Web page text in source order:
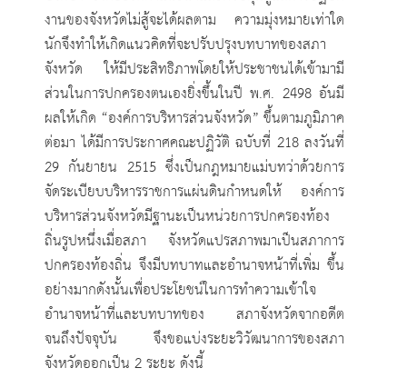
งานของจังหวัดไม่สู้จะได้ผลตาม ความมุ่งหมายเท่าใด
นักจึงทำให้เกิดแนวคิดที่จะปรับปรุงบทบาทของสภา
จังหวัด ให้มีประสิทธิภาพโดยให้ประชาชนได้เข้ามามี
ส่วนในการปกครองตนเองยิ่งขึ้นในปี พ.ศ. 2498 อันมี
ผลให้เกิด “องค์การบริหารส่วนจังหวัด” ขึ้นตามภูมิภาค
ต่อมา ได้มีการประกาศคณะปฏิวัติ ฉบับที่ 218 ลงวันที่
29 กันยายน 2515 ซึ่งเป็นกฎหมายแม่บทว่าด้วยการ
จัดระเบียบบริหารราชการแผ่นดินกำหนดให้ องค์การ
บริหารส่วนจังหวัดมีฐานะเป็นหน่วยการปกครองท้อง
ถิ่นรูปหนึ่งเมื่อสภา จังหวัดแปรสภาพมาเป็นสภาการ
ปกครองท้องถิ่น จึงมีบทบาทและอำนาจหน้าที่เพิ่ม ขึ้น
อย่างมากดังนั้นเพื่อประโยชน์ในการทำความเข้าใจ
อำนาจหน้าที่และบทบาทของ สภาจังหวัดจากอดีต
จนถึงปัจจุบัน จึงขอแบ่งระยะวิวัฒนาการของสภา
จังหวัดออกเป็น 2 ระยะ ดังนี้